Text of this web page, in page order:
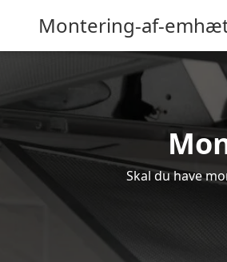
Montering-af-
Skal du have